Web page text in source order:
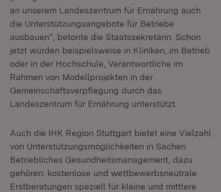
an unserem Landeszentrum für Ernährung auch
die Unterstützungsangebote für Betriebe
ausbauen“, betonte die Staatssekretärin. Schon
jetzt würden beispielsweise in Kliniken, im Betrieb
oder in der Hochschule, Verantwortliche im
Rahmen von Modellprojekten in der
Gemeinschaftsverpflegung durch das
Landeszentrum für Ernährung unterstützt.
Auch die IHK Region Stuttgart bietet eine Vielzahl
von Unterstützungsmöglichkeiten in Sachen
Betriebliches Gesundheitsmanagement, dazu
gehören: kostenlose und wettbewerbsneutrale
Erstberatungen speziell für kleine und mittlere